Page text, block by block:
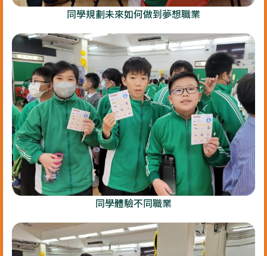
同學規劃未來如何做到夢想職業
同學體驗不同職業